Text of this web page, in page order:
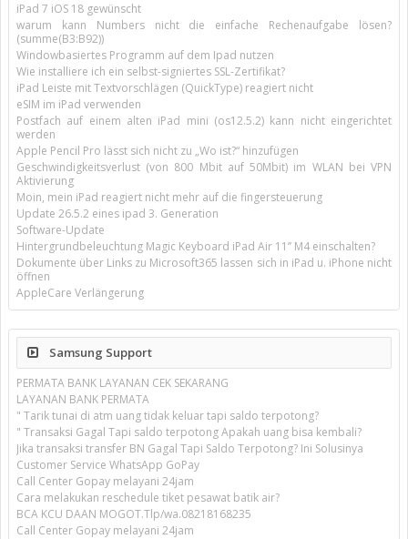
iPad 7 iOS 18 gewünscht
warum kann Numbers nicht die einfache Rechenaufgabe lösen?
(summe(B3:B92))
Windowbasiertes Programm auf dem Ipad nutzen
Wie installiere ich ein selbst-signiertes SSL-Zertifikat?
iPad Leiste mit Textvorschlägen (QuickType) reagiert nicht
eSIM im iPad verwenden
Postfach auf einem alten iPad mini (os12.5.2) kann nicht eingerichtet
werden
Apple Pencil Pro lässt sich nicht zu „Wo ist?“ hinzufügen
Geschwindigkeitsverlust (von 800 Mbit auf 50Mbit) im WLAN bei VPN
Aktivierung
Moin, mein iPad reagiert nicht mehr auf die fingersteuerung
Update 26.5.2 eines ipad 3. Generation
Software-Update
Hintergrundbeleuchtung Magic Keyboard iPad Air 11’’ M4 einschalten?
Dokumente über Links zu Microsoft365 lassen sich in iPad u. iPhone nicht
öffnen
AppleCare Verlängerung
Samsung Support
PERMATA BANK LAYANAN CEK SEKARANG
LAYANAN BANK PERMATA
" Tarik tunai di atm uang tidak keluar tapi saldo terpotong?
" Transaksi Gagal Tapi saldo terpotong Apakah uang bisa kembali?
Jika transaksi transfer BN Gagal Tapi Saldo Terpotong? Ini Solusinya
Customer Service WhatsApp GoPay
Call Center Gopay melayani 24jam
Cara melakukan reschedule tiket pesawat batik air?
BCA KCU DAAN MOGOT.Tlp/wa.08218168235
Call Center Gopay melayani 24jam